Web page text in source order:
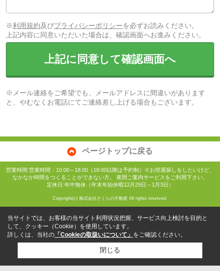
※利用規約及びプライバシーポリシーを必ずお読みください。
上記内容に同意いただいた場合は、確認画面へお進みください。
上記に同意して確認画面へ
※メール連絡をご希望でも、メールアドレスに間違いがあります
と、やむなくお電話にてご連絡差し上げる場合もございます。
ページトップに戻る
営業時間:営業時間：10:00～18:00（18:00以降は予約制）※お部屋探しをしたいけど、
なかなか時間をつくることができない方。 夜間ご案内サービスをご利用下さい。
定休日:年中無休（年末年始休暇12月29日～1月3日）
Copyright(c) 株式会社さくらの不動産 All rights reserved.
当サイトでは、お客様の当サイト利用状況把握、サービス向上検討を目的と
して、クッキー（Cookie）を使用しています。
詳しくは、当社の 「Cookieの取扱いについて」 をご確認ください。
閉じる